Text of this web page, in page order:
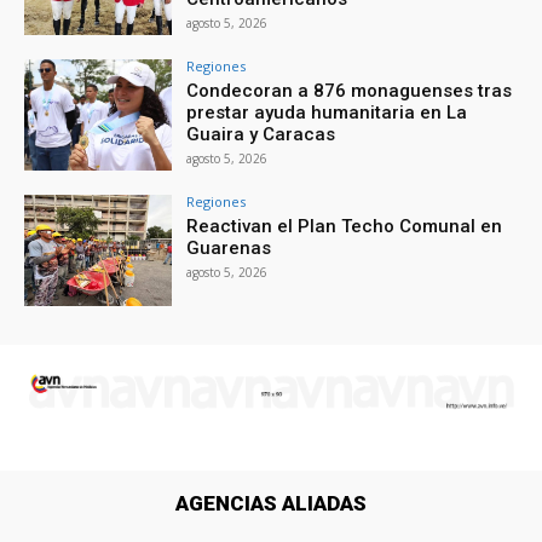
agosto 5, 2026
Regiones
Condecoran a 876 monaguenses tras
prestar ayuda humanitaria en La
Guaira y Caracas
agosto 5, 2026
Regiones
Reactivan el Plan Techo Comunal en
Guarenas
agosto 5, 2026
AGENCIAS ALIADAS